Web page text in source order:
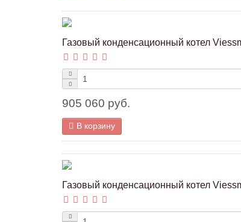
Газовый конденсационный котел
905 060 руб.
В корзину
Газовый конденсационный котел